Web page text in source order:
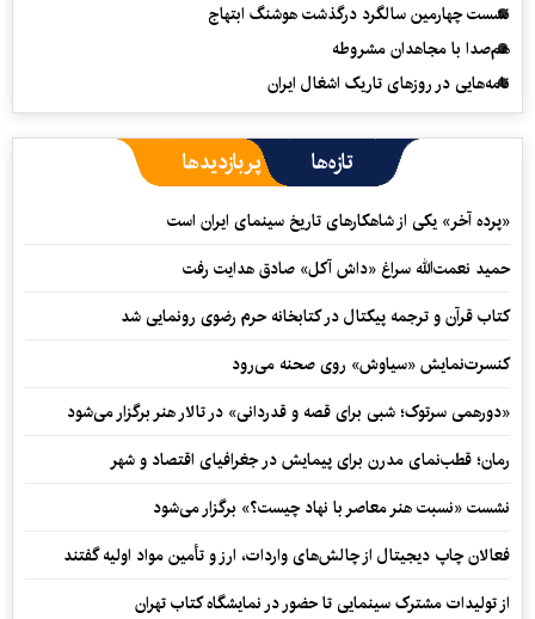
نشست چهارمین سالگرد درگذشت هوشنگ ابتهاج
هم‌صدا با مجاهدان مشروطه
نامه‌هایی در روزهای تاریک اشغال ایران
تازه‌ها پربازدیدها
«پرده آخر» یکی از شاهکارهای تاریخ سینمای ایران است
حمید نعمت‌‏الله سراغ «داش آکل» صادق هدایت رفت
کتاب قرآن و ترجمه پیکتال در کتابخانه حرم رضوی رونمایی شد
کنسرت‌نمایش «سیاوش» روی صحنه می‌رود
«دورهمی سرتوک؛ شبی برای قصه و قدردانی» در تالار هنر برگزار می‌شود
رمان؛ قطب‌نمای مدرن برای پیمایش در جغرافیای اقتصاد و شهر
نشست «نسبت هنر معاصر با نهاد چیست؟» برگزار می‌شود
فعالان چاپ دیجیتال از چالش‌های واردات، ارز و تأمین مواد اولیه گفتند
از تولیدات مشترک سینمایی تا حضور در نمایشگاه کتاب تهران